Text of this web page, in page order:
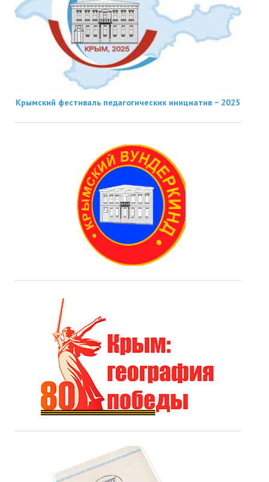
Крымский фестиваль педагогических инициатив − 2025